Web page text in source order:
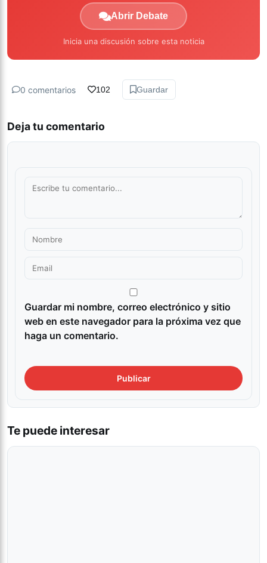
Abrir Debate
Inicia una discusión sobre esta noticia
0 comentarios 102 Guardar
Deja tu comentario
Guardar mi nombre, correo electrónico y sitio
web en este navegador para la próxima vez que
haga un comentario.
Te puede interesar